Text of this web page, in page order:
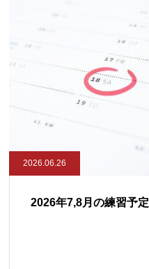
2026.06.26
2026年7,8月の練習予定